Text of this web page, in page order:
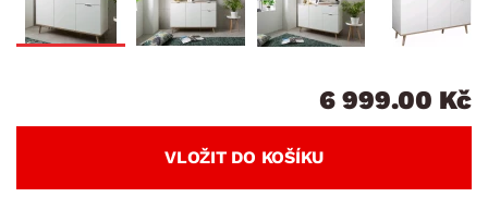
6 999.00 Kč
VLOŽIT DO KOŠÍKU